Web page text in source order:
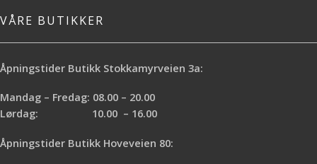
VÅRE BUTIKKER
Åpningstider Butikk Stokkamyrveien 3a:
Mandag – Fredag: 08.00 – 20.00
Lørdag: 10.00 – 16.00
Åpningstider Butikk Hoveveien 80: